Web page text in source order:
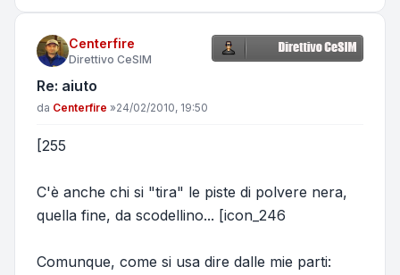
Centerfire
Direttivo CeSIM
Re: aiuto
Messaggio
da Centerfire »24/02/2010, 19:50
[255
C'è anche chi si "tira" le piste di polvere nera,
quella fine, da scodellino... [icon_246
Comunque, come si usa dire dalle mie parti: